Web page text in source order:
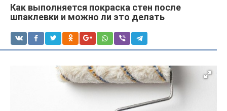
Как выполняется покраска стен после
шпаклевки и можно ли это делать